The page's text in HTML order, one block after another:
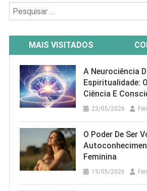
MAIS VISITADOS
A Neurociência
Espiritualidade:
Ciência E
23/05/2026
O Poder De Ser
Feminina
19/05/2026